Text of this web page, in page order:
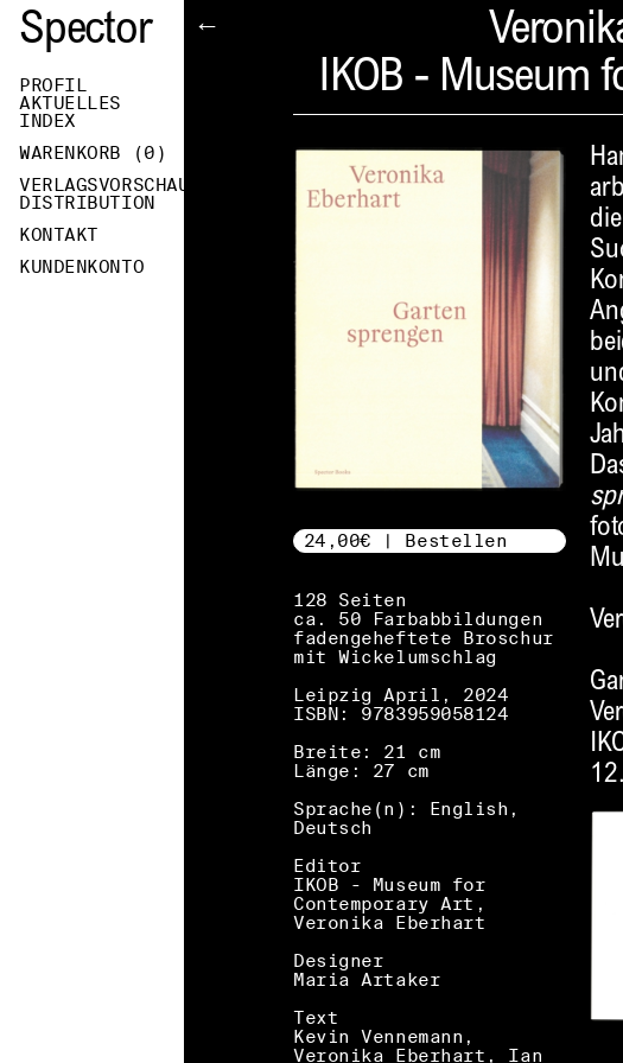
Spector
PROFIL
AKTUELLES
INDEX
WARENKORB (0 )
VERLAGSVORSCHAU
DISTRIBUTION
KONTAKT
KUNDENKONTO
←
IKOB - Museum
24,00€ | Bestellen
128 Seiten
ca. 50 Farbabbildungen
fadengeheftete Broschur
mit Wickelumschlag
Leipzig April, 2024
ISBN: 9783959058124
Breite: 21 cm
Länge: 27 cm
Sprache(n): English,
Deutsch
Editor
IKOB - Museum for
Contemporary Art,
Veronika Eberhart
Designer
Maria Artaker
Text
Kevin Vennemann,
Veronika Eberhart, Ian